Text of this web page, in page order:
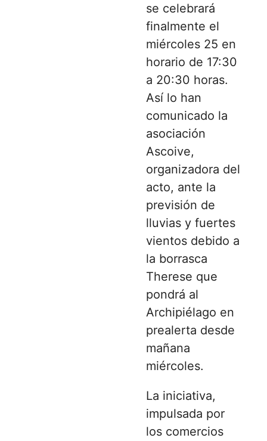
se celebrará
finalmente el
miércoles 25 en
horario de 17:30
a 20:30 horas.
Así lo han
comunicado la
asociación
Ascoive,
organizadora del
acto, ante la
previsión de
lluvias y fuertes
vientos debido a
la borrasca
Therese que
pondrá al
Archipiélago en
prealerta desde
mañana
miércoles.
La iniciativa,
impulsada por
los comercios